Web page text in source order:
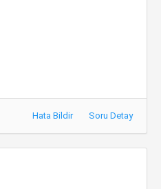
Hata Bildir Soru Detay